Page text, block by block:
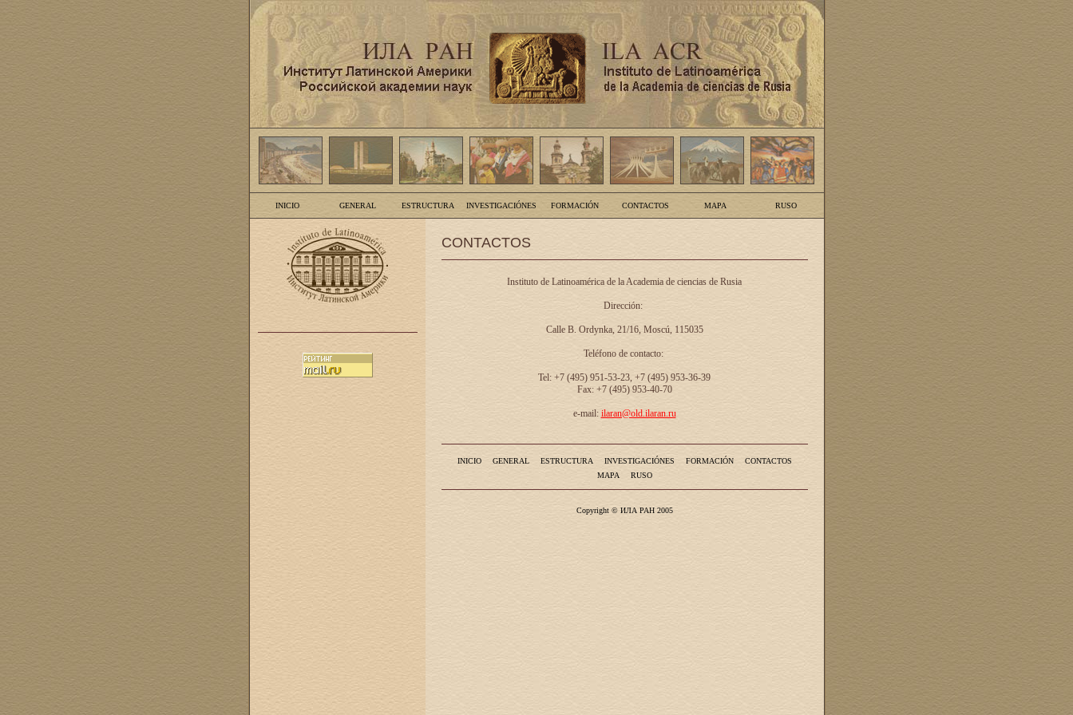
INICIO GENERAL ESTRUCTURA INVESTIGACIÓNES FORMACIÓN CONTACTOS MAPA RUSO
CONTACTOS
Instituto de Latinoamérica de la Academia de ciencias de Rusia
Dirección:
Calle B. Ordynka, 21/16, Moscú, 115035
Teléfono de contacto:
Tel: +7 (495) 951-53-23, +7 (495) 953-36-39
Fax: +7 (495) 953-40-70
e-mail: ilaran@old.ilaran.ru
INICIO GENERAL ESTRUCTURA INVESTIGACIÓNES FORMACIÓN
CONTACTOS
MAPA
RUSO
Copyright © ИЛА РАН 2005